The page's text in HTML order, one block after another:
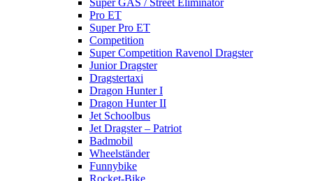
Pro ET
Super Pro ET
Competition
Super Competition Ravenol Dragster
Junior Dragster
Dragstertaxi
Dragon Hunter I
Dragon Hunter II
Jet Schoolbus
Jet Dragster – Patriot
Badmobil
Wheelständer
Funnybike
Rocket-Bike